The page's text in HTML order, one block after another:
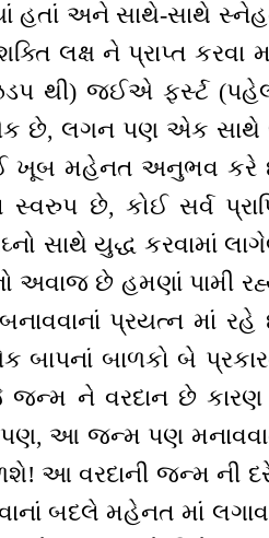
હતાં અને સાથે-સાથે
લક્ષ ને પ્રાપ્ત કરવા
થી) જઈએ ફર્સ્ટ
એક છે, લગન પણ એક
ખૂબ મહેનત અનુભવ કરે
સ્વરુપ છે, કોઈ સર્વ
સાથે યુદ્ધ કરવામાં
અવાજ છે હમણાં પામી
પ્રયત્ન માં રહે
બાળકો બે
ને વરદાન છે
પણ, આ જન્મ પણ
આ વરદાની જન્મ ની
બદલે મહેનત માં